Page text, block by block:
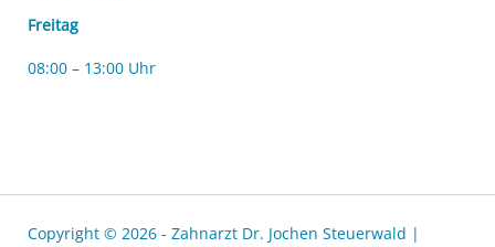
Freitag
08:00 – 13:00 Uhr
Copyright © 2026 - Zahnarzt Dr. Jochen Steuerwald |